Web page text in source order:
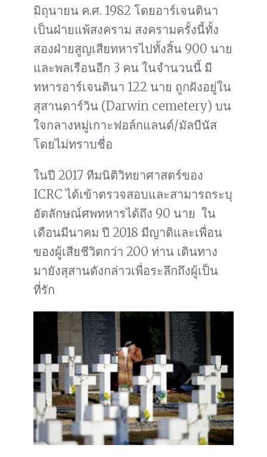
มิถุนายน ค.ศ. 1982 โดยอาร์เจนตินา
เป็นฝ่ายแพ้สงคราม สงครามครั้งนี้ทั้ง
สองฝ่ายสูญเสียทหารไปทั้งสิ้น 900 นาย
และพลเรือนอีก 3 คน ในจำนวนนี้ มี
ทหารอาร์เจนตินา 122 นาย ถูกฝังอยู่ใน
สุสานดาร์วิน (Darwin cemetery) บน
ใจกลางหมู่เกาะฟอล์กแลนด์/มัลบีนัส
โดยไม่ทราบชื่อ
ในปี 2017 ทีมนิติวิทยาศาสตร์ของ
ICRC ได้เข้าตรวจสอบและสามารถระบุ
อัตลักษณ์ศพทหารได้ถึง 90 นาย ใน
เดือนมีนาคม ปี 2018 มีญาติและเพื่อน
ของผู้เสียชีวิตกว่า 200 ท่าน เดินทาง
มายังสุสานดังกล่าวเพื่อระลึกถึงผู้เป็น
ที่รัก